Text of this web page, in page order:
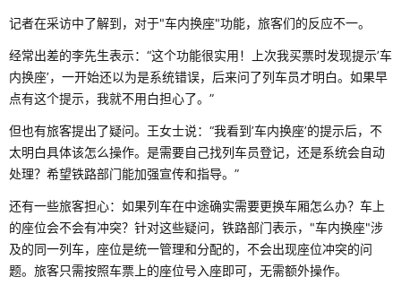
记者在采访中了解到，对于"车内换座"功能，旅客们的反应不一。
经常出差的李先生表示：“这个功能很实用！上次我买票时发现提示’车
内换座’，一开始还以为是系统错误，后来问了列车员才明白。如果早
点有这个提示，我就不用白担心了。”
但也有旅客提出了疑问。王女士说：“我看到’车内换座’的提示后，不
太明白具体该怎么操作。是需要自己找列车员登记，还是系统会自动
处理？希望铁路部门能加强宣传和指导。”
还有一些旅客担心：如果列车在中途确实需要更换车厢怎么办？车上
的座位会不会有冲突？针对这些疑问，铁路部门表示，"车内换座"涉
及的同一列车，座位是统一管理和分配的，不会出现座位冲突的问
题。旅客只需按照车票上的座位号入座即可，无需额外操作。